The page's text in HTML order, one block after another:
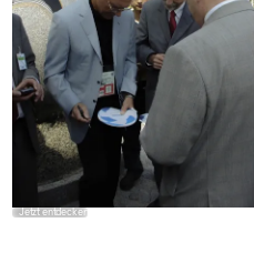
Jetzt entdecken